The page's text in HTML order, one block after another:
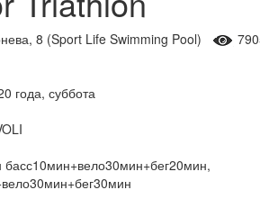
8 (Sport Life Swimming Pool)
года, суббота
басс10мин+вело30мин+бег20мин,